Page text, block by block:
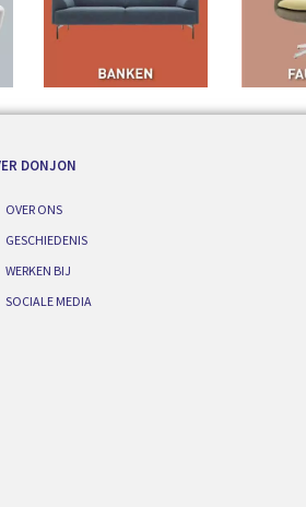
DONJON
OVER ONS
GESCHIEDENIS
WERKEN BIJ
SOCIALE MEDIA